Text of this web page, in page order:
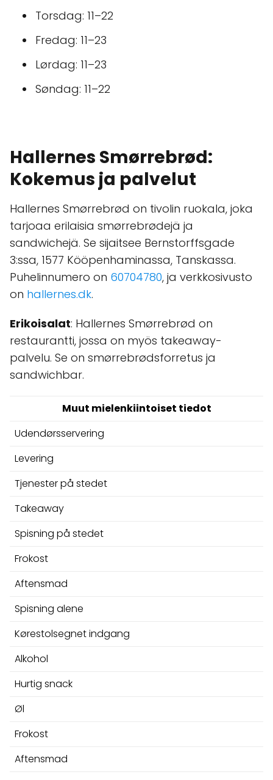
Torsdag: 11–22
Fredag: 11–23
Lørdag: 11–23
Søndag: 11–22
Hallernes Smørrebrød:
Kokemus ja palvelut
Hallernes Smørrebrød on tivolin ruokala, joka
tarjoaa erilaisia smørrebrødejä ja
sandwichejä. Se sijaitsee Bernstorffsgade
3:ssa, 1577 Kööpenhaminassa, Tanskassa.
Puhelinnumero on 60704780, ja verkkosivusto
on hallernes.dk.
Erikoisalat: Hallernes Smørrebrød on
restaurantti, jossa on myös takeaway-
palvelu. Se on smørrebrødsforretus ja
sandwichbar.
Muut mielenkiintoiset tiedot
Udendørsservering
Levering
Tjenester på stedet
Takeaway
Spisning på stedet
Frokost
Aftensmad
Spisning alene
Kørestolsegnet indgang
Alkohol
Hurtig snack
Øl
Frokost
Aftensmad